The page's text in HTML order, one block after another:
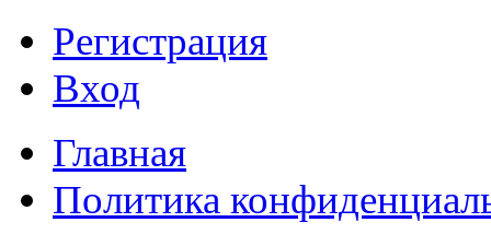
Регистрация
Вход
Главная
Политика